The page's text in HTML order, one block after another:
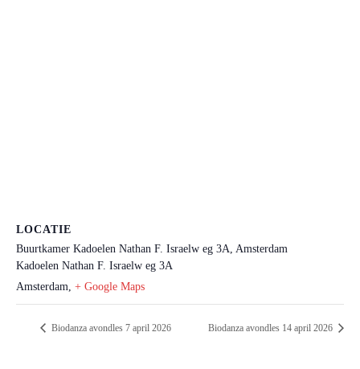
LOCATIE
Buurtkamer Kadoelen Nathan F. Israelw eg 3A, Amsterdam
Kadoelen Nathan F. Israelw eg 3A
Amsterdam, + Google Maps
Biodanza avondles 7 april 2026 Biodanza avondles 14 april 2026